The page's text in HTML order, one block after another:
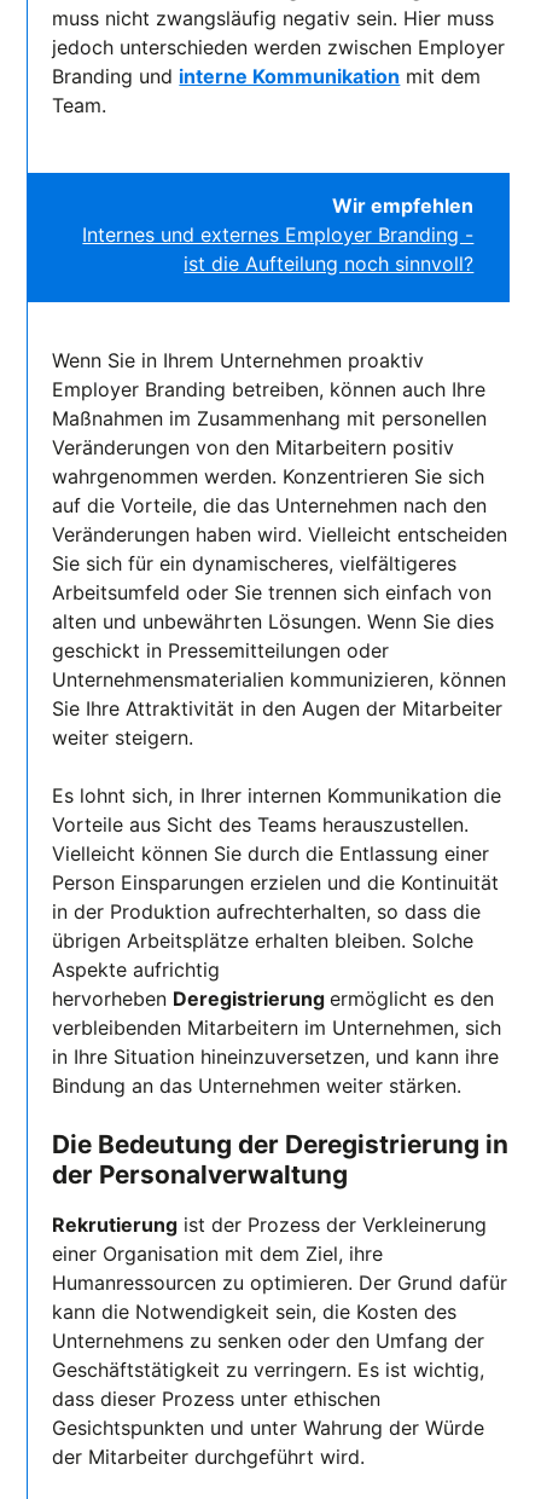
muss nicht zwangsläufig negativ sein. Hier muss
jedoch unterschieden werden zwischen Employer
Branding und interne Kommunikation mit dem
Team.
Wir empfehlen
Internes und externes Employer Branding -
ist die Aufteilung noch sinnvoll?
Wenn Sie in Ihrem Unternehmen proaktiv
Employer Branding betreiben, können auch Ihre
Maßnahmen im Zusammenhang mit personellen
Veränderungen von den Mitarbeitern positiv
wahrgenommen werden. Konzentrieren Sie sich
auf die Vorteile, die das Unternehmen nach den
Veränderungen haben wird. Vielleicht entscheiden
Sie sich für ein dynamischeres, vielfältigeres
Arbeitsumfeld oder Sie trennen sich einfach von
alten und unbewährten Lösungen. Wenn Sie dies
geschickt in Pressemitteilungen oder
Unternehmensmaterialien kommunizieren, können
Sie Ihre Attraktivität in den Augen der Mitarbeiter
weiter steigern.
Es lohnt sich, in Ihrer internen Kommunikation die
Vorteile aus Sicht des Teams herauszustellen.
Vielleicht können Sie durch die Entlassung einer
Person Einsparungen erzielen und die Kontinuität
in der Produktion aufrechterhalten, so dass die
übrigen Arbeitsplätze erhalten bleiben. Solche
Aspekte aufrichtig
hervorheben Deregistrierungermöglicht es den
verbleibenden Mitarbeitern im Unternehmen, sich
in Ihre Situation hineinzuversetzen, und kann ihre
Bindung an das Unternehmen weiter stärken.
Die Bedeutung der Deregistrierung in
der Personalverwaltung
Rekrutierung ist der Prozess der Verkleinerung
einer Organisation mit dem Ziel, ihre
Humanressourcen zu optimieren. Der Grund dafür
kann die Notwendigkeit sein, die Kosten des
Unternehmens zu senken oder den Umfang der
Geschäftstätigkeit zu verringern. Es ist wichtig,
dass dieser Prozess unter ethischen
Gesichtspunkten und unter Wahrung der Würde
der Mitarbeiter durchgeführt wird.